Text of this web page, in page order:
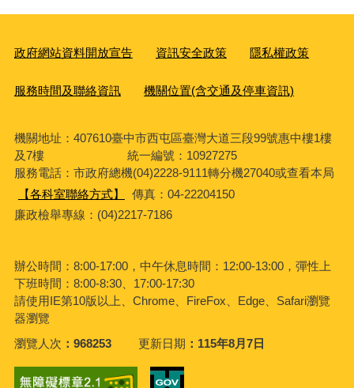
政府網站資料開放宣告 資訊安全政策 隱私權政策
服務時間及聯絡資訊 機關位置(含交通及停車資訊)
機關地址：407610臺中市西屯區臺灣大道三段99號惠中樓1樓
及7樓 統一編號：10927275
服務電話：市政府總機(04)2228-9111轉分機27040或查看本局
【各科室聯絡方式】
傳真：04-22204150
廉政檢舉專線：(04)2217-7186
辦公時間：8:00-17:00，中午休息時間：12:00-13:00，彈性上
下班時間：8:00-8:30、17:00-17:30
請使用IE第10版以上、Chrome、FireFox、Edge、Safari瀏覽
器瀏覽
瀏覽人次
968253 更新日期 115年8月7日